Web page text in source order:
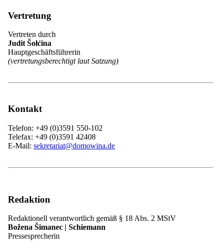
Regionalverband “Jan Arnošt Smoler”
Bundesvorstand
Übersicht: Bundesvorstand
Vorstandsmitglieder
Ausschüsse
ZARI
Minderheitensekretariat
Vertretung
Vertreten durch
Judit Šołćina
Hauptgeschäftsführerin
(vertretungsberechtigt laut Satzung)
Kontakt
Telefon: +49 (0)3591 550-102
Telefax: +49 (0)3591 42408
E-Mail: sekretariat@domowina.de
Redaktion
Redaktionell verantwortlich gemäß § 18 Abs. 2 MStV
Božena Šimanec | Schiemann
Pressesprecherin